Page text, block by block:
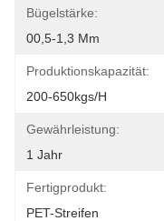
Bügelstärke:
00,5-1,3 Mm
Produktionskapazität:
200-650kgs/H
Gewährleistung:
1 Jahr
Fertigprodukt:
PET-Streifen